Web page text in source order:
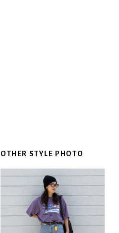
OTHER STYLE PHOTO